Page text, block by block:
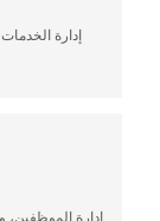
إدارة
إدارة الموظفين،